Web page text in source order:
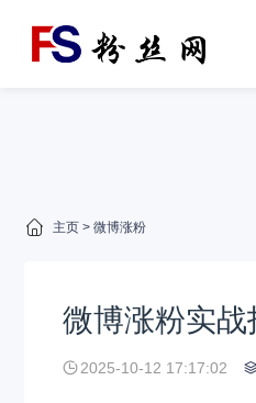
主页 > 微博涨粉
微博涨粉实战
2025-10-12 17:17:02